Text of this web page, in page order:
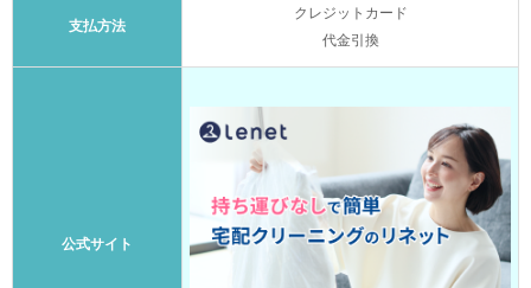
支払方法
クレジットカード
代金引換
公式サイト